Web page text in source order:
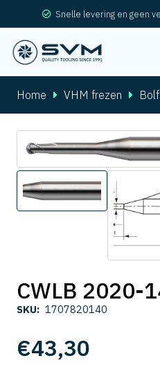
Snelle levering en geen
Home VHM frezen
CWLB 2020-
SKU: 1707820140
€43,30